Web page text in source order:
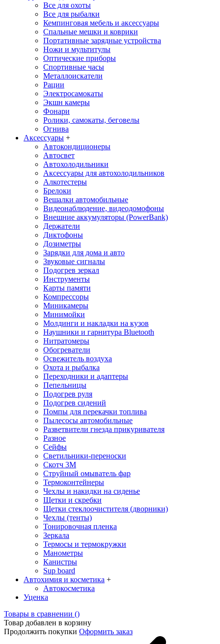
Все для охоты
Все для рыбалки
Кемпинговая мебель и аксессуары
Спальные мешки и коврики
Портативные зарядные устройства
Ножи и мультитулы
Оптические приборы
Спортивные часы
Металлоискатели
Рации
Электросамокаты
Экшн камеры
Фонари
Ролики, самокаты, беговелы
Огнива
Аксессуары +
Автокондиционеры
Aвтосвет
Автохолодильники
Аксессуары для автохолодильников
Алкотестеры
Брелоки
Вешалки автомобильные
Видеонаблюдение, видеодомофоны
Внешние аккумуляторы (PowerBank)
Держатели
Диктофоны
Дозиметры
Зарядки для дома и авто
Звуковые сигналы
Подогрев зеркал
Инструменты
Карты памяти
Компрессоры
Миникамеры
Минимойки
Молдинги и накладки на кузов
Наушники и гарнитура Bluetooth
Нитратомеры
Обогреватели
Освежитель воздуха
Охота и рыбалка
Переходники и адаптеры
Пепельницы
Подогрев руля
Подогрев сидений
Помпы для перекачки топлива
Пылесосы автомобильные
Разветвители гнезда прикуривателя
Разное
Сейфы
Светильники-переноски
Скотч 3М
Струйный омыватель фар
Термоконтейнеры
Чехлы и накидки на сиденье
Щетки и скребки
Щетки стеклоочистителя (дворники)
Чехлы (тенты)
Тонировочная пленка
Зеркалa
Термосы и термокружки
Манометры
Канистры
Sup board
Автохимия и косметика +
Автокосметика
Уценка
Товары в сравнении ()
Товар добавлен в корзину
Продолжить покупки Оформить заказ